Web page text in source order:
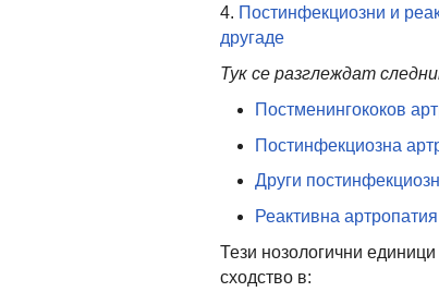
4. Постинфекциозни и
другаде
Тук се разглеждат
Постменингококов
Постинфекциозна
Други
Реактивна
Тези нозологични
сходство в: